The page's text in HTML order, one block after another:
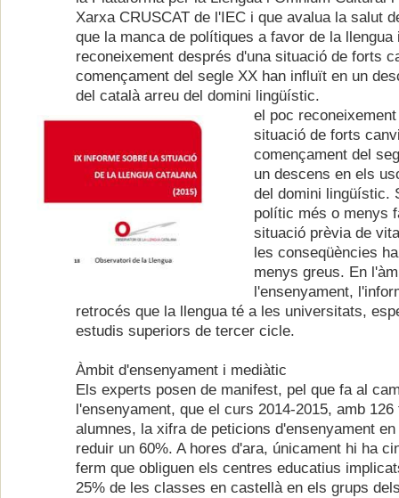
Xarxa CRUSCAT de l'IEC i que avalua la salut
que la manca de polítiques a favor de la llengua
reconeixement després d'una situació de forts
començament del segle XX han influït en un
del català arreu del domini lingüístic.
el poc
situació de forts
començament del
un descens en els
del domini lingüístic.
polític més o menys
situació prèvia de
les conseqüències
menys greus. En
l'ensenyament,
retrocés que la llengua té a les universitats,
estudis superiors de tercer cicle.
Àmbit d'ensenyament i mediàtic
Els experts posen de manifest, pel que fa al
l'ensenyament, que el curs 2014-2015, amb
alumnes, la xifra de peticions d'ensenyament
reduir un 60%. A hores d'ara, únicament hi ha
ferm que obliguen els centres educatius
25% de les classes en castellà en els grups